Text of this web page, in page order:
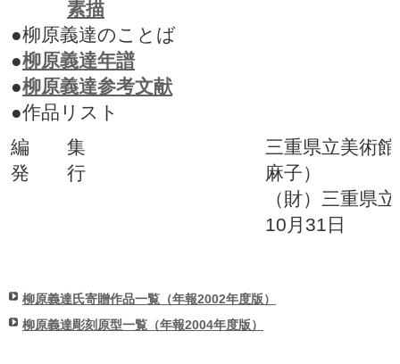
素描
●柳原義達のことば
●柳原義達年譜
●柳原義達参考文献
●作品リスト
編 集
発 行
三重県立美術
麻子）
（財）三重県
10月31日
柳原義達氏寄贈作品一覧（年報2002年度版）
柳原義達彫刻原型一覧（年報2004年度版）